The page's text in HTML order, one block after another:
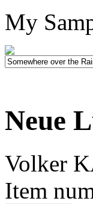
My
Neue
Volker
Item